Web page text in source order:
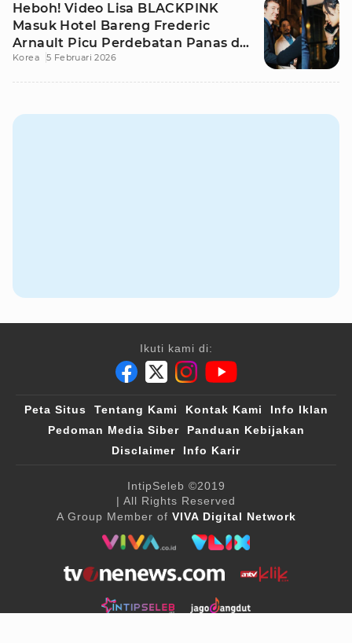
Heboh! Video Lisa BLACKPINK
Masuk Hotel Bareng Frederic
Arnault Picu Perdebatan Panas di
Medsos
Korea 5 Februari 2026
Ikuti kami di:
Peta Situs Tentang Kami Kontak Kami
Info Iklan
Pedoman Media Siber
Panduan Kebijakan
Disclaimer
Info Karir
IntipSeleb ©2019
| All Rights Reserved
A Group Member of VIVA Digital Network